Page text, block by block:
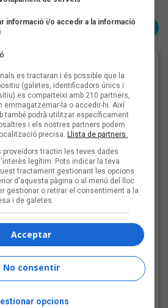
Següent >
himnes del futbol
han fet per equips de futbol d'arreu
informació i/o accedir a la informació
es tractaran i és possible que la
(galetes, identificadors únics i
es comparteixi amb 210 partners,
emmagatzemar-la o accedir-hi. Així
també podrà utilitzar específicament
i els nostres partners podem
precisa. Llista de partners.
proveïdors tractin les teves dades
legítim. Pots indicar la teva
tractament gestionant les opcions
d'aquesta pàgina o al menú del lloc
gestionar o retirar el consentiment a la
i de galetes.
Acceptar
No consentir
opcions